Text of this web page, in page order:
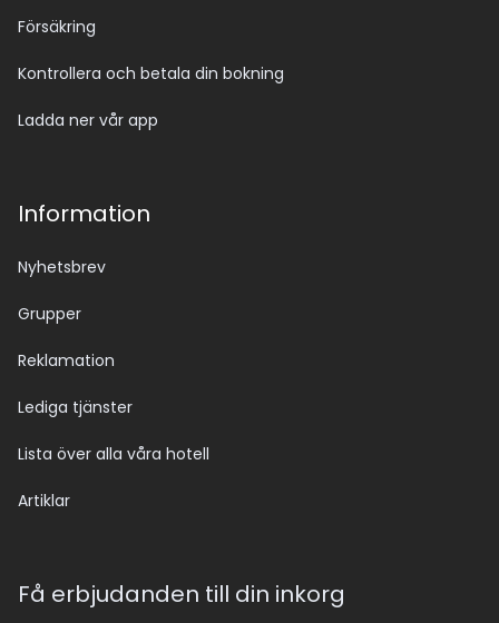
Försäkring
Kontrollera och betala din bokning
Ladda ner vår app
Information
Nyhetsbrev
Grupper
Reklamation
Lediga tjänster
Lista över alla våra hotell
Artiklar
Få erbjudanden till din inkorg